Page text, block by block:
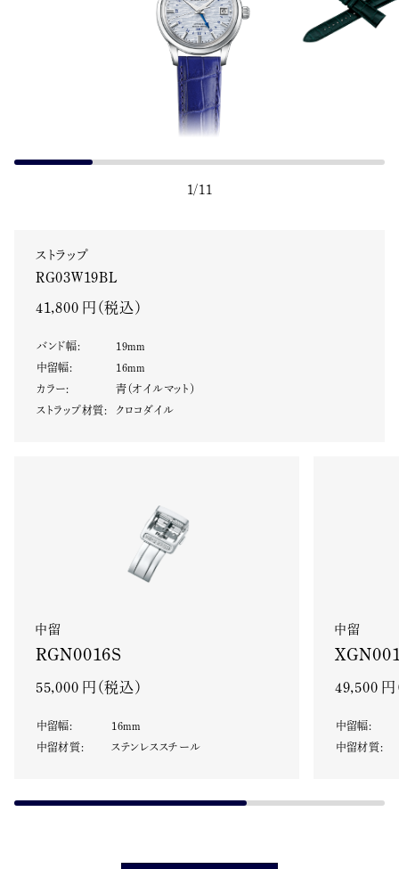
1 /11
ストラップ
RG03W19BL
41,800 円（税込）
バンド幅: 19mm
中留幅: 16mm
カラー:
青（オイルマット）
ストラップ材質: クロコダイル
中留
RGN0016S
55,000 円（税込）
中留幅: 16mm
中留材質: ステンレススチール
中留
49,500 円
中留幅:
中留材質: